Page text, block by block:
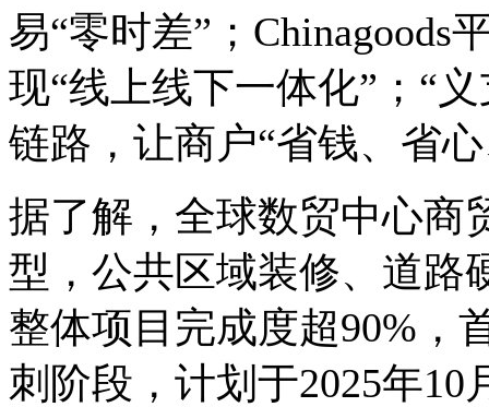
易“零时差”；Chinagoods
现“线上线下一体化”；“
链路，让商户“省钱、省
据了解，全球数贸中心商
型，公共区域装修、道路
整体项目完成度超90%，
刺阶段，计划于2025年10